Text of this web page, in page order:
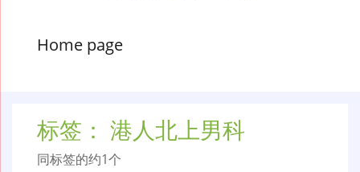
Home page
标签： 港人北上男科
同标签的约1个